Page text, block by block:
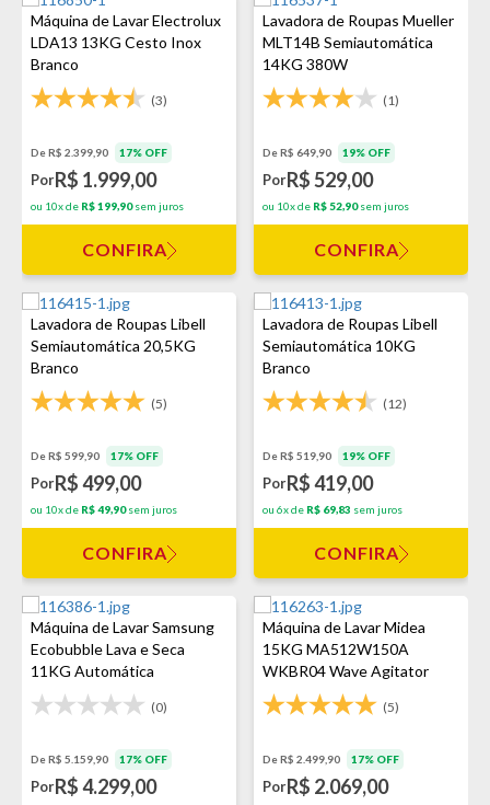
Máquina de Lavar Electrolux
LDA13 13KG Cesto Inox
Branco
(3)
De R$ 2.399,90 17% OFF
PorR$ 1.999,00
ou 10x de R$ 199,90sem juros
CONFIRA
Lavadora de Roupas Mueller
MLT14B Semiautomática
14KG 380W
(1)
De R$ 649,90 19% OFF
PorR$ 529,00
ou 10x de R$ 52,90sem juros
CONFIRA
Lavadora de Roupas Libell
Semiautomática 20,5KG
Branco
(5)
De R$ 599,90 17% OFF
PorR$ 499,00
ou 10x de R$ 49,90sem juros
CONFIRA
Lavadora de Roupas Libell
Semiautomática 10KG
Branco
(12)
De R$ 519,90 19% OFF
PorR$ 419,00
ou 6x de R$ 69,83 sem juros
CONFIRA
Máquina de Lavar Samsung
Ecobubble Lava e Seca
11KG Automática
(0)
De R$ 5.159,90 17% OFF
PorR$ 4.299,00
Máquina de Lavar Midea
15KG MA512W150A
WKBR04 Wave Agitator
(5)
De R$ 2.499,90 17% OFF
PorR$ 2.069,00